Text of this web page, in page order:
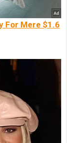
For Mere $1.6